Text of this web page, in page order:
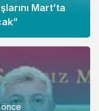
Mart’ta
önce